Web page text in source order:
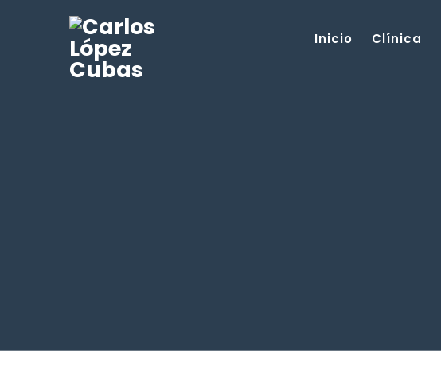
Inicio Clínica